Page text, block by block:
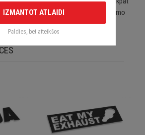
pēc to noņemšanas nebojā aplīmējamo
IZMANTOT ATLAIDI
Paldies, bet atteikšos